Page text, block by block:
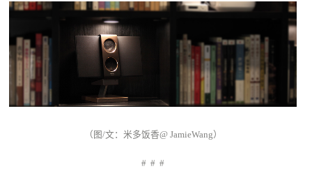
（图/文：米多饭香@ JamieWang）
# # #